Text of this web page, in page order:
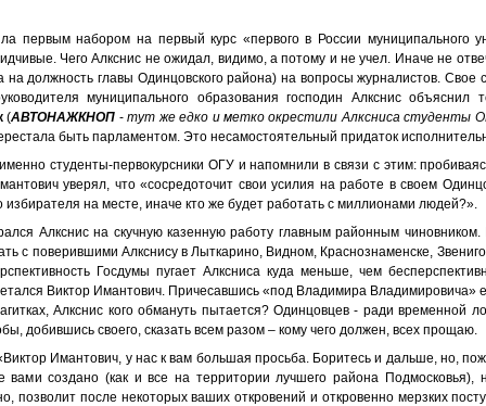
первым набором на первый курс «первого в России муниципального
Чего Алкснис не ожидал, видимо, а потому и не учел. Иначе не
на должность главы Одинцовского района) на вопросы журналистов.
муниципального образования господин Алкснис объяснил
(АВТОНАЖКНОП -тут же едко и метко окрестили Алксниса студенты
быть парламентом. Это несамостоятельный придаток
студенты-первокурсники ОГУ и напомнили в связи с этим:
уверял, что «сосредоточит свои усилия на работе в своем
избирателя на месте, иначе кто же будет работать с миллионами людей?».
Алкснис на скучную казенную работу главным районным
с поверившими Алкснису в Лыткарино, Видном, Краснознаменске,
Госдумы пугает Алксниса куда меньше, чем
Виктор Имантович. Причесавшись «под Владимира Владимировича»
Алкснис кого обмануть пытается? Одинцовцев - ради временной
добившись своего, сказать всем разом – кому чего должен, всех прощаю.
Имантович, у нас к вам большая просьба. Боритесь и дальше, но,
вами создано (как и все на территории лучшего района
после некоторых ваших откровений и откровенно мерзких